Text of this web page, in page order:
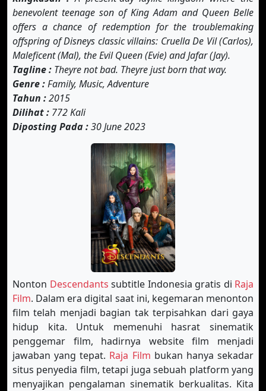
benevolent teenage son of King Adam and Queen Belle
offers a chance of redemption for the troublemaking
offspring of Disneys classic villains: Cruella De Vil (Carlos),
Maleficent (Mal), the Evil Queen (Evie) and Jafar (Jay).
Tagline : Theyre not bad. Theyre just born that way.
Genre :Family, Music, Adventure
Tahun :2015
Dilihat : 772 Kali
Diposting Pada :30 June 2023
Nonton Descendants subtitle Indonesia gratis di Raja
Film. Dalam era digital saat ini, kegemaran menonton
film telah menjadi bagian tak terpisahkan dari gaya
hidup kita. Untuk memenuhi hasrat sinematik
penggemar film, hadirnya website film menjadi
jawaban yang tepat. Raja Film bukan hanya sekadar
situs penyedia film, tetapi juga sebuah platform yang
menyajikan pengalaman sinematik berkualitas. Kita